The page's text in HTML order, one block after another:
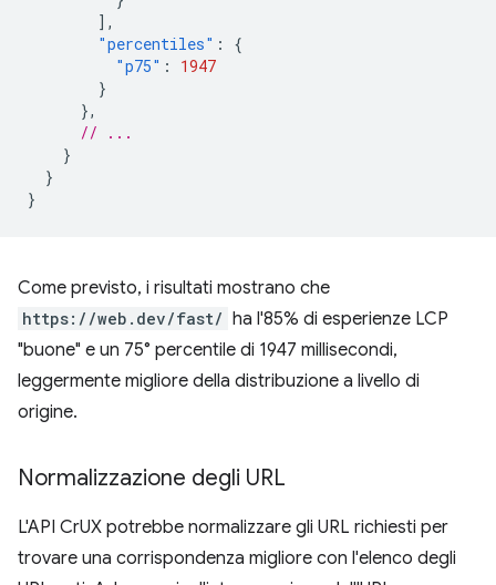
],
"percentiles" :
{
"p75" :
1947
}
},
// ...
}
}
}
Come previsto, i risultati mostrano che
https://web.dev/fast/ ha l'85% di esperienze LCP
"buone" e un 75° percentile di 1947 millisecondi,
leggermente migliore della distribuzione a livello di
origine.
Normalizzazione degli URL
L'API CrUX potrebbe normalizzare gli URL richiesti per
trovare una corrispondenza migliore con l'elenco degli